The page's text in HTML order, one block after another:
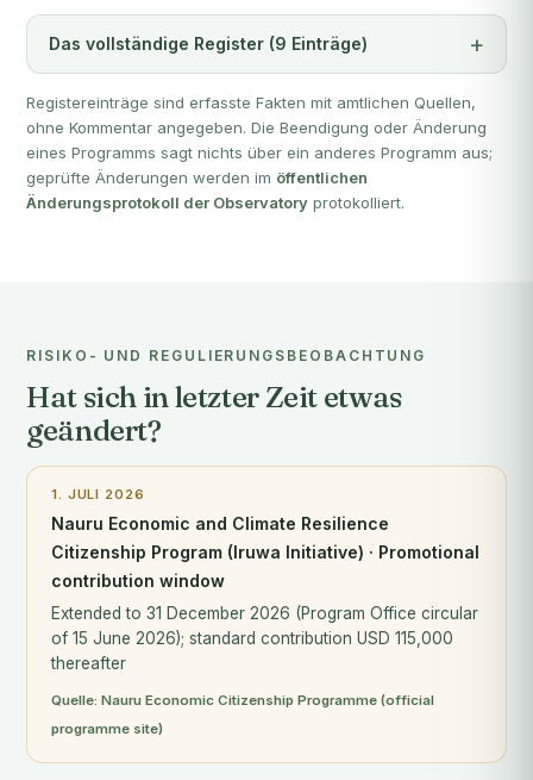
Das vollständige Register (9 Einträge)
Registereinträge sind erfasste Fakten mit amtlichen Quellen,
ohne Kommentar angegeben. Die Beendigung oder Änderung
eines Programms sagt nichts über ein anderes Programm aus;
geprüfte Änderungen werden im öffentlichen
Änderungsprotokoll der Observatory protokolliert.
RISIKO- UND REGULIERUNGSBEOBACHTUNG
Hat sich in letzter Zeit etwas
geändert?
1. JULI 2026
Nauru Economic and Climate Resilience
Citizenship Program (Iruwa Initiative) · Promotional
contribution window
Extended to 31 December 2026 (Program Office circular
of 15 June 2026); standard contribution USD 115,000
thereafter
Quelle: Nauru Economic Citizenship Programme (official
programme site)